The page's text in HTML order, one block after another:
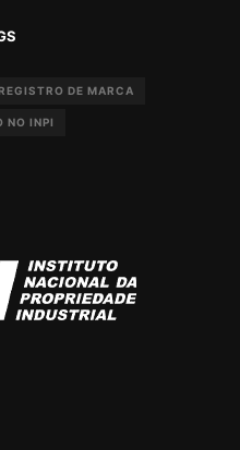
DE MARCA
NO INPI